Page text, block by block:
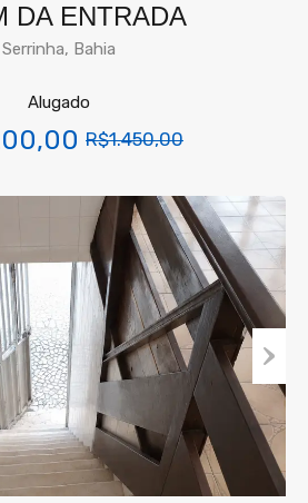
DA ENTRADA
Serrinha, Bahia
Alugado
R$1.450,00
Next